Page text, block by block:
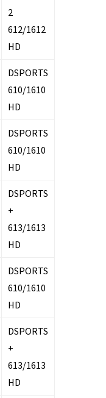
2
612/1612
HD
DSPORTS
610/1610
HD
DSPORTS
610/1610
HD
DSPORTS
+
613/1613
HD
DSPORTS
610/1610
HD
DSPORTS
+
613/1613
HD